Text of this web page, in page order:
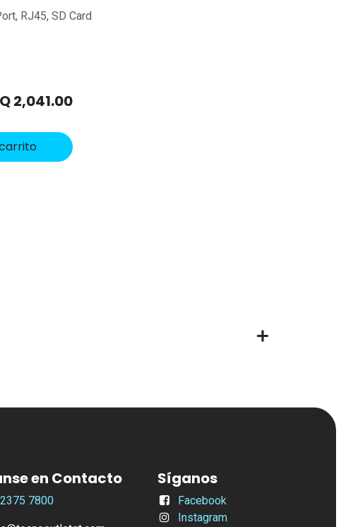
RJ45, SD Card
Q2,041.00
en Contacto
2375 7800
Síganos
Facebook
Instagram